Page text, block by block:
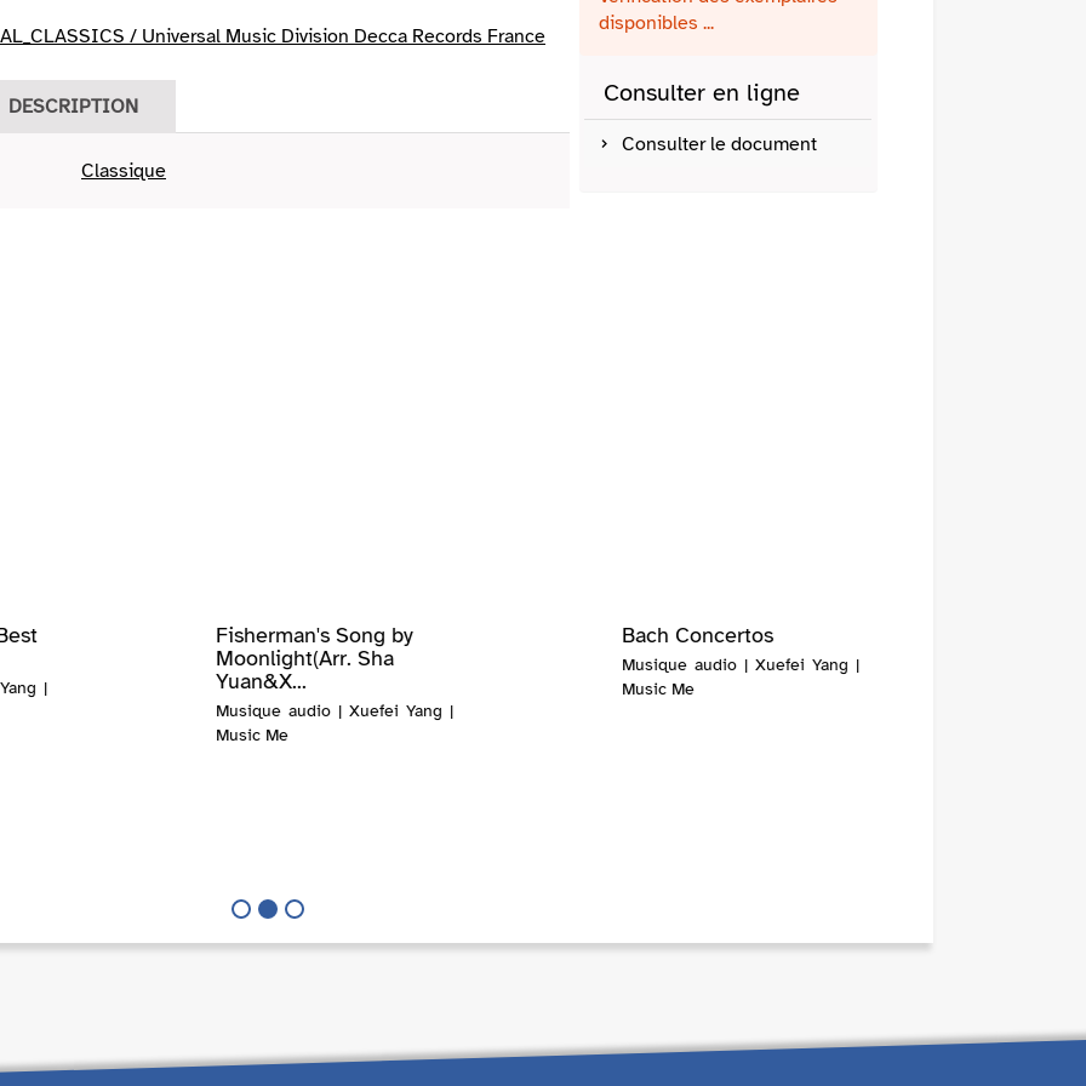
/ Universal Music Division Decca Records France
DESCRIPTION
Classique
disponibles ...
Consulter en ligne
Consulter le document
Fisherman's Song by
Moonlight(Arr. Sha
Yuan&X...
Musique audio | Xuefei Yang |
Music Me
Bach Concertos
Musique audio | Xuefei Yang |
Music Me
|